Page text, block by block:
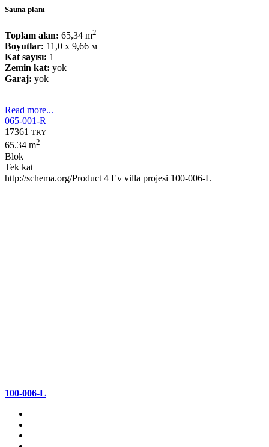
Sauna planı
Toplam alan: 65,34 m2
Boyutlar: 11,0 x 9,66 м
Kat sayısı: 1
Zemin kat: yok
Garaj: yok
Read more...
065-001-R
17361 TRY
65.34 m2
Blok
Tek kat
http://schema.org/Product 4 Ev villa projesi 100-006-L
100-006-L